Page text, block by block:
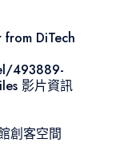
DiTech
493889-
影片資訊
創客空間